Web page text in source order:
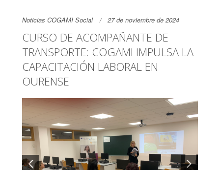
Noticias COGAMI Social 27 de noviembre de 2024
CURSO DE ACOMPAÑANTE DE
TRANSPORTE: COGAMI IMPULSA LA
CAPACITACIÓN LABORAL EN
OURENSE